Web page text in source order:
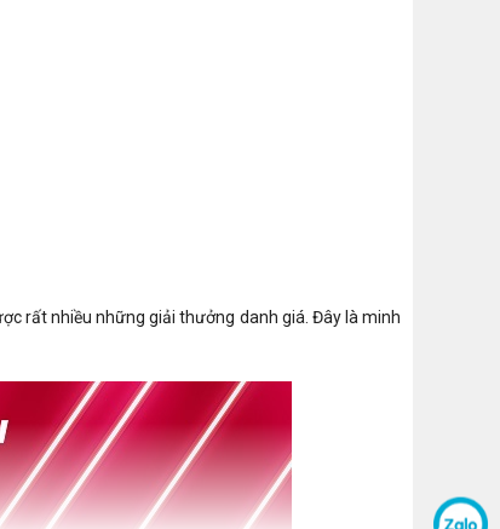
rất nhiều những giải thưởng danh giá. Đây là minh